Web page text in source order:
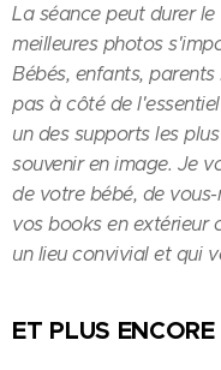
La séance peut durer
meilleures photos
Bébés, enfants,
pas à côté de
un des supports les
souvenir en image. Je
de votre bébé, de
vos books en extérieur
un lieu convivial et qui
ET PLUS